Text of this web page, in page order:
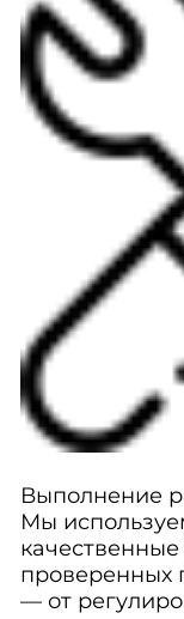
Выполнение
Мы
проверенных
— от